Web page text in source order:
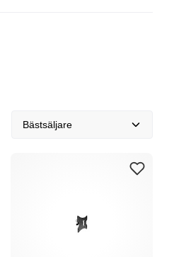
Bästsäljare